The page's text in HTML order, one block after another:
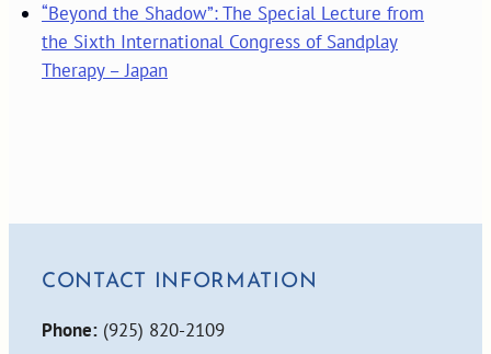
“Beyond the Shadow”: The Special Lecture from
the Sixth International Congress of Sandplay
Therapy – Japan
CONTACT INFORMATION
Phone: (925) 820-2109